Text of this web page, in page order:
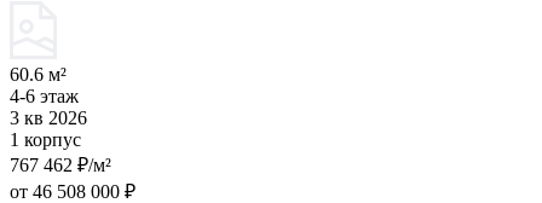
60.6 м²
4-6 этаж
3 кв 2026
1 корпус
767 462 ₽/м²
от 46 508 000 ₽